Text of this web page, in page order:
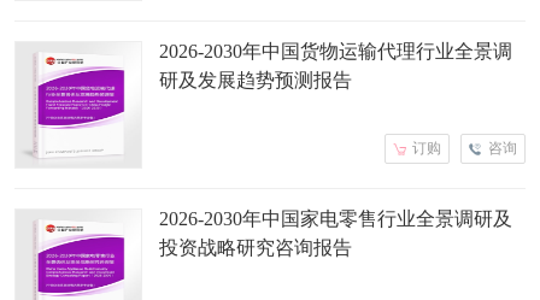
2026-2030年中国货物运输代理行业全景调
研及发展趋势预测报告
咨询
订购
2026-2030年中国家电零售行业全景调研及
投资战略研究咨询报告